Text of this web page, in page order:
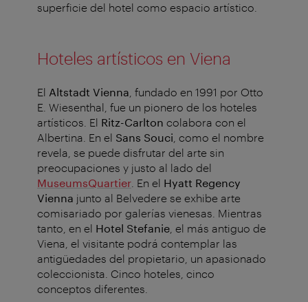
superficie del hotel como espacio artístico.
Hoteles artísticos en Viena
El Altstadt Vienna , fundado en 1991 por Otto
E. Wiesenthal, fue un pionero de los hoteles
artísticos. El Ritz-Carlton colabora con el
Albertina. En el Sans Souci , como el nombre
revela, se puede disfrutar del arte sin
preocupaciones y justo al lado del
MuseumsQuartier En el Hyatt Regency
Vienna junto al Belvedere se exhibe arte
comisariado por galerías vienesas. Mientras
tanto, en el Hotel Stefanie , el más antiguo de
Viena, el visitante podrá contemplar las
antigüedades del propietario, un apasionado
coleccionista. Cinco hoteles, cinco
conceptos diferentes.